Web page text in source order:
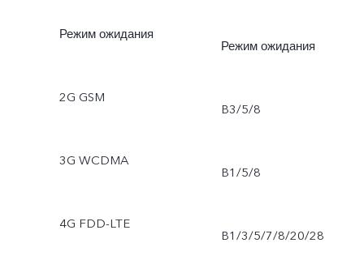
Режим ожидания
Режим ожидания
2G GSM
B3/5/8
3G WCDMA
B1/5/8
4G FDD-LTE
B1/3/5/7/8/20/28